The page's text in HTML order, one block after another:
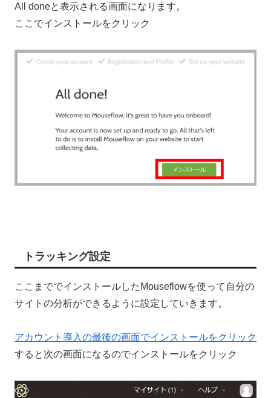
All doneと表示される画面になります。
ここでインストールをクリック
トラッキング設定
ここまででインストールしたMouseflowを使って自分の
サイトの分析ができるように設定していきます。
アカウント導入の最後の画面でインストールをクリック
すると次の画面になるのでインストールをクリック